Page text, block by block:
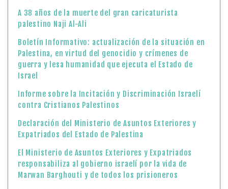
A 38 años de la muerte del gran caricaturista
palestino Naji Al-Ali
Boletín Informativo: actualización de la situación en
Palestina, en virtud del genocidio y crímenes de
guerra y lesa humanidad que ejecuta el Estado de
Israel
Informe sobre la Incitación y Discriminación Israelí
contra Cristianos Palestinos
Declaración del Ministerio de Asuntos Exteriores y
Expatriados del Estado de Palestina
El Ministerio de Asuntos Exteriores y Expatriados
responsabiliza al gobierno israelí por la vida de
Marwan Barghouti y de todos los prisioneros